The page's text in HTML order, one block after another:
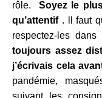
rôle. Soyez le
qu’attentif. ll faut
respectez-les
toujours assez
j’écrivais cela
pandémie,